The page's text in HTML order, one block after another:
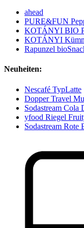
ahead
PURE&FUN
KOTÁNYI BIO
KOTÁNYI
Rapunzel
Neuheiten:
Nescafé TypLatte
Dopper Travel
Sodastream Cola
yfood Riegel
Sodastream